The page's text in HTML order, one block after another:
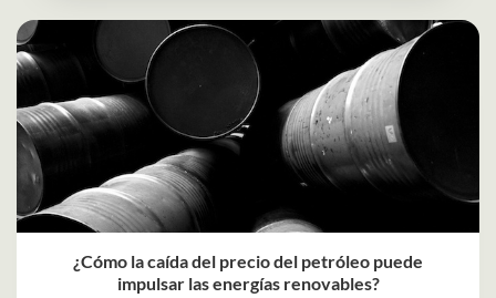
¿Cómo la caída del precio del petróleo puede
impulsar las energías renovables?